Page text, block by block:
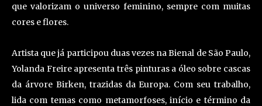
que valorizam o universo feminino, sempre com muitas
cores e flores.
Artista que já participou duas vezes na Bienal de São Paulo,
Yolanda Freire apresenta três pinturas a óleo sobre cascas
da árvore Birken, trazidas da Europa. Com seu trabalho,
lida com temas como metamorfoses, início e término da